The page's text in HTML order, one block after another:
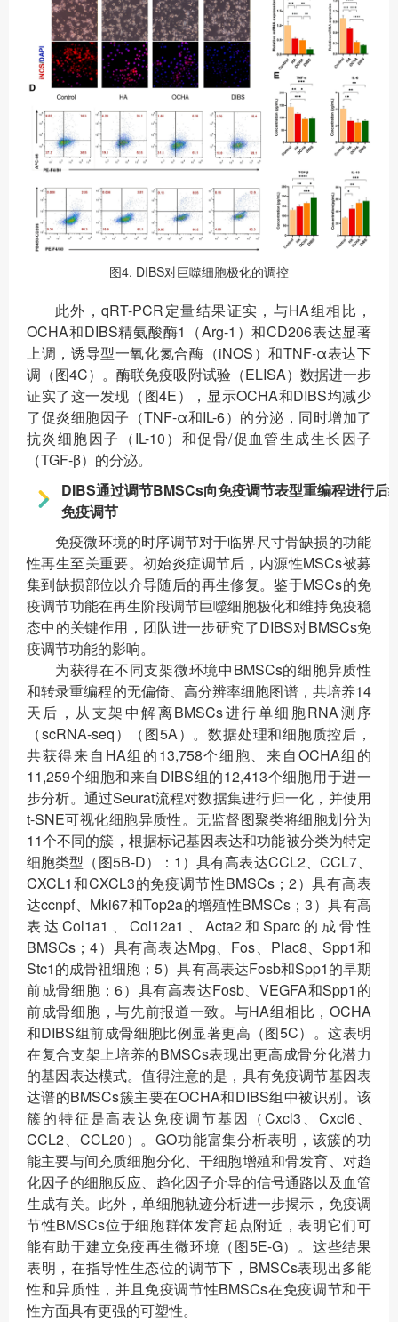
图4. DIBS对巨噬细胞极化的调控
此外，qRT-PCR定量结果证实，与HA组相比，
OCHA和DIBS精氨酸酶1（Arg-1）和CD206表达显著
上调，诱导型一氧化氮合酶（iNOS）和TNF-α表达下
调（图4C）。酶联免疫吸附试验（ELISA）数据进一步
证实了这一发现（图4E），显示OCHA和DIBS均减少
了促炎细胞因子（TNF-α和IL-6）的分泌，同时增加了
抗炎细胞因子（IL-10）和促骨/促血管生成生长因子
（TGF-β）的分泌。
DIBS通过调节BMSCs向免疫调节表型重编程进行后
免疫调节
免疫微环境的时序调节对于临界尺寸骨缺损的功能
性再生至关重要。初始炎症调节后，内源性MSCs被募
集到缺损部位以介导随后的再生修复。鉴于MSCs的免
疫调节功能在再生阶段调节巨噬细胞极化和维持免疫稳
态中的关键作用，团队进一步研究了DIBS对BMSCs免
疫调节功能的影响。
为获得在不同支架微环境中BMSCs的细胞异质性
和转录重编程的无偏倚、高分辨率细胞图谱，共培养14
天后，从支架中解离BMSCs进行单细胞RNA测序
（scRNA-seq）（图5A）。数据处理和细胞质控后，
共获得来自HA组的13,758个细胞、来自OCHA组的
11,259个细胞和来自DIBS组的12,413个细胞用于进一
步分析。通过Seurat流程对数据集进行归一化，并使用
t-SNE可视化细胞异质性。无监督图聚类将细胞划分为
11个不同的簇，根据标记基因表达和功能被分类为特定
细胞类型（图5B-D）：1）具有高表达CCL2、CCL7、
CXCL1和CXCL3的免疫调节性BMSCs；2）具有高表
达ccnpf、Mki67和Top2a的增殖性BMSCs；3）具有高
表达Col1a1、Col12a1、Acta2和Sparc的成骨性
BMSCs；4）具有高表达Mpg、Fos、Plac8、Spp1和
Stc1的成骨祖细胞；5）具有高表达Fosb和Spp1的早期
前成骨细胞；6）具有高表达Fosb、VEGFA和Spp1的
前成骨细胞，与先前报道一致。与HA组相比，OCHA
和DIBS组前成骨细胞比例显著更高（图5C）。这表明
在复合支架上培养的BMSCs表现出更高成骨分化潜力
的基因表达模式。值得注意的是，具有免疫调节基因表
达谱的BMSCs簇主要在OCHA和DIBS组中被识别。该
簇的特征是高表达免疫调节基因（Cxcl3、Cxcl6、
CCL2、CCL20）。GO功能富集分析表明，该簇的功
能主要与间充质细胞分化、干细胞增殖和骨发育、对趋
化因子的细胞反应、趋化因子介导的信号通路以及血管
生成有关。此外，单细胞轨迹分析进一步揭示，免疫调
节性BMSCs位于细胞群体发育起点附近，表明它们可
能有助于建立免疫再生微环境（图5E-G）。这些结果
表明，在指导性生态位的调节下，BMSCs表现出多能
性和异质性，并且免疫调节性BMSCs在免疫调节和干
性方面具有更强的可塑性。